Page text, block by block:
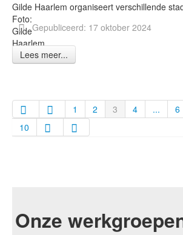
Foto:
Gilde
Haarlem
Gilde Haarlem organiseert verschillende
Gepubliceerd: 17 oktober 2024
Lees meer...
1
2 3 4 ... 6
10
Onze